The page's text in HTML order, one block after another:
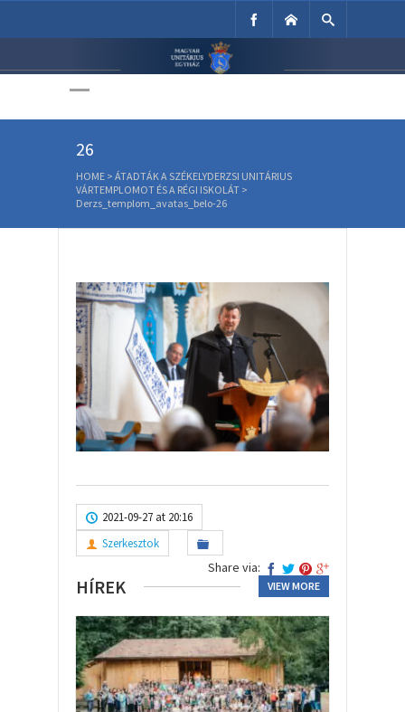
Unitárius Egyház
Derzs_templom_avatas_belo-
26
HOME > ÁTADTÁK A SZÉKELYDERZSI UNITÁRIUS
VÁRTEMPLOMOT ÉS A RÉGI ISKOLÁT >
Derzs_templom_avatas_belo-26
2021-09-27 at 20:16
Szerkesztok
Share via:
HÍREK VIEW MORE